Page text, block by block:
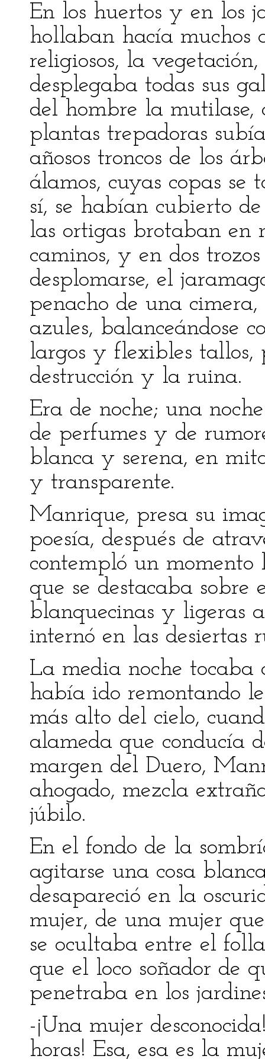
En los huertos y en los
hollaban hacía muchos
religiosos, la
desplegaba todas sus
del hombre la mutilase,
plantas trepadoras
añosos troncos de los
álamos, cuyas copas
sí, se habían cubierto
las ortigas brotaban en
caminos, y en dos
desplomarse, el
penacho de una
azules, balanceándose
largos y flexibles
destrucción y la ruina.
Era de noche; una
de perfumes y de
blanca y serena, en
y transparente.
Manrique, presa su
poesía, después de
contempló un
que se destacaba sobre
blanquecinas y ligeras
internó en las desiertas
La media noche tocaba
había ido remontando
más alto del cielo,
alameda que conducía
margen del Duero,
ahogado, mezcla
júbilo.
En el fondo de la
agitarse una cosa
desapareció en la
mujer, de una mujer
se ocultaba entre el
que el loco soñador de
penetraba en los
-¡Una mujer
horas! Esa, esa es la